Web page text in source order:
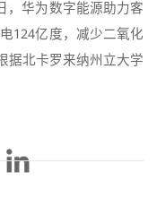
，华为数字能源助力客
124亿度，减少二氧化
据北卡罗来纳州立大学